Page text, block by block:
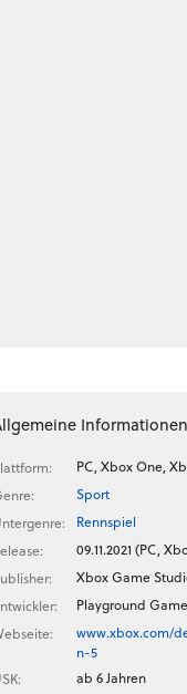
Informationen
PC, Xbox One,
Sport
Rennspiel
09.11.2021 (PC,
Xbox Game
Playground
www.xbox.com/
n-5
ab 6 Jahren